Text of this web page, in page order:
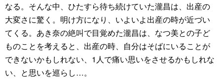
なる。そんな中、ひたすら待ち続けていた瀧昌は、出産の
大変さに驚く。明け方になり、いよいよ出産の時が近づい
てくる。あき奈の絶叫で目覚めた瀧昌は、なつ美との子ど
ものことを考えると、出産の時、自分はそばにいることが
できないかもしれない、1人で痛い思いをさせるかもしれな
い、と思いを巡らし…。